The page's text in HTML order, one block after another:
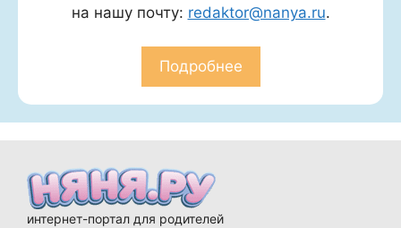
на нашу почту: redaktor@nanya.ru.
Подробнее
интернет-портал для родителей